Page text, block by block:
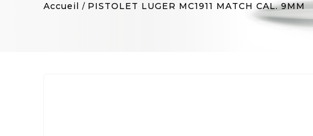
Accueil PISTOLET LUGER MC1911 MATCH CAL. 9MM